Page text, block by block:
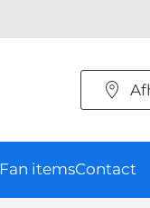
Fan itemsContact